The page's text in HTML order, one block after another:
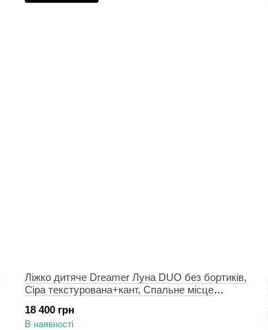
Ліжко дитяче Dreamer Луна DUO без бортиків,
Сіра текстурована+кант, Спальне місце
18 400 грн
В наявності